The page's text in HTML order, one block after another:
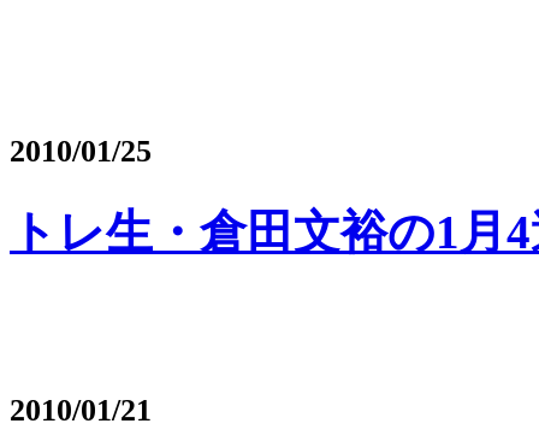
2010/01/25
トレ生・倉田文裕の1
2010/01/21